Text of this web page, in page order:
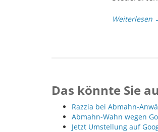
Weiterlesen
Das könnte Sie
Razzia bei Abmahn-
Abmahn-Wahn wegen
Jetzt Umstellung auf